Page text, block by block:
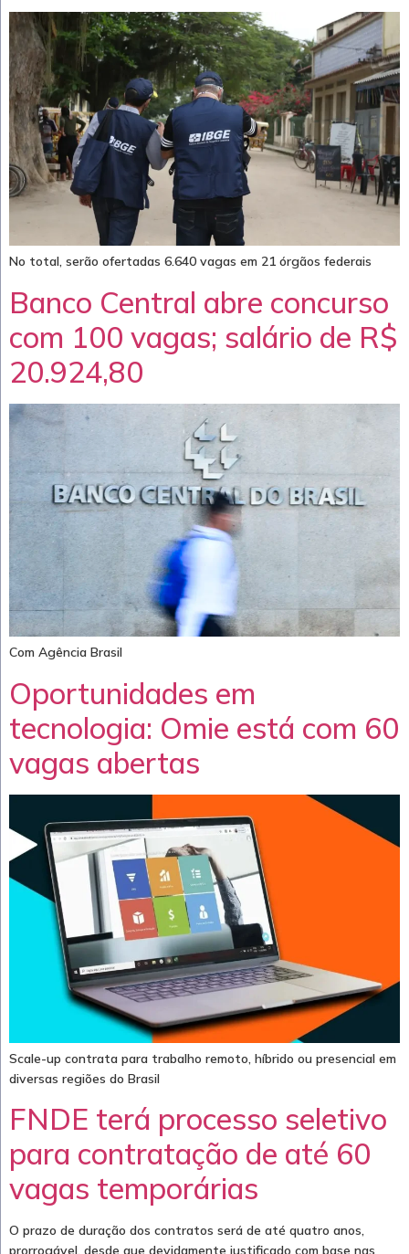
No total, serão ofertadas 6.640 vagas em 21 órgãos federais
Banco Central abre concurso
com 100 vagas; salário de R$
20.924,80
Com Agência Brasil
Oportunidades em
tecnologia: Omie está com 60
vagas abertas
Scale-up contrata para trabalho remoto, híbrido ou presencial em
diversas regiões do Brasil
FNDE terá processo seletivo
para contratação de até 60
vagas temporárias
O prazo de duração dos contratos será de até quatro anos,
prorrogável, desde que devidamente justificado com base nas